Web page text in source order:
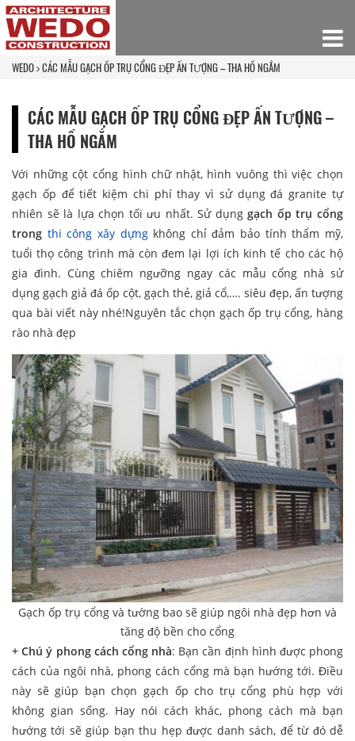
WEDO CÁC MẪU GẠCH ỐP TRỤ CỔNG ĐẸP ẤN TƯỢNG – THA HỒ NGẮM
CÁC MẪU GẠCH ỐP TRỤ CỔNG ĐẸP ẤN TƯỢNG –
THA HỒ NGẮM
Với những cột cổng hình chữ nhật, hình vuông thì việc chọn
gạch ốp để tiết kiệm chi phí thay vì sử dụng đá granite tự
nhiên sẽ là lựa chọn tối ưu nhất. Sử dụnggạch ốp trụ cổng
trong thi công xây dựngkhông chỉ đảm bảo tính thẩm mỹ,
tuổi thọ công trình mà còn đem lại lợi ích kinh tế cho các hộ
gia đình. Cùng chiêm ngưỡng ngay các mẫu cổng nhà sử
dụng gạch giả đá ốp cột, gạch thẻ, giả cổ,…. siêu đẹp, ấn tượng
qua bài viết này nhé!Nguyên tắc chọn gạch ốp trụ cổng, hàng
rào nhà đẹp
Gạch ốp trụ cổng và tường bao sẽ giúp ngôi nhà đẹp hơn và
tăng độ bền cho cổng
+ Chú ý phong cách cổng nhà: Bạn cần định hình được phong
cách của ngôi nhà, phong cách cổng mà bạn hướng tới. Điều
này sẽ giúp bạn chọn gạch ốp cho trụ cổng phù hợp với
không gian sống. Hay nói cách khác, phong cách mà bạn
hướng tới sẽ giúp bạn thu hẹp được danh sách, để từ đó dễ